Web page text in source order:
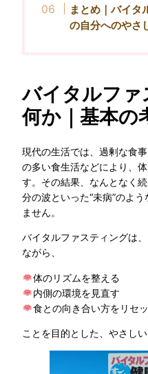
まとめ｜バイタ
の自分へのやさ
バイタルフ
何か｜基本の
現代の生活では、過剰な食
の多い食生活などにより、
す。その結果、なんとなく
分の波といった“未病”のよ
ません。
バイタルファスティングは
ながら、
体のリズムを整える
内側の環境を見直す
食との向き合い方をリセ
ことを目的とした、やさし